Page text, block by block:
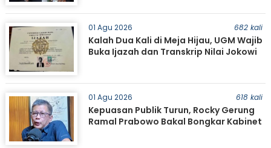
01 Agu 2026 682 kali
Kalah Dua Kali di Meja Hijau, UGM Wajib
Buka Ijazah dan Transkrip Nilai Jokowi
01 Agu 2026 618 kali
Kepuasan Publik Turun, Rocky Gerung
Ramal Prabowo Bakal Bongkar Kabinet